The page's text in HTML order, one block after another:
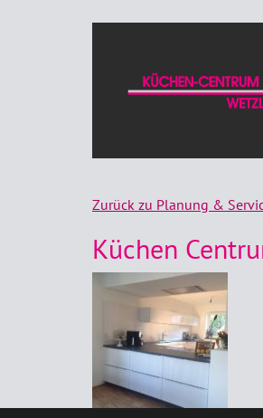
Zurück zu Planung &
Küchen